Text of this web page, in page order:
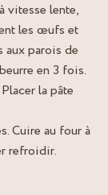
vitesse lente,
les œufs et
aux parois de
en 3 fois.
la pâte
Cuire au four à
refroidir.